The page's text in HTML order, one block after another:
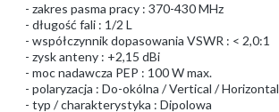
- zakres pasma pracy : 370-430 MHz
- długość fali : 1/2 L
- współczynnik dopasowania VSWR : < 2,0:1
- zysk anteny : +2,15 dBi
- moc nadawcza PEP : 100 W max.
- polaryzacja : Do-okólna / Vertical / Horizontal
- typ / charakterystyka : Dipolowa